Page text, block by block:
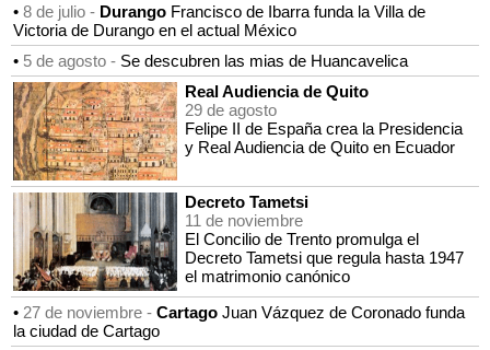
• 8 de julio - Durango Francisco de Ibarra funda la Villa de
Victoria de Durango en el actual México
• 5 de agosto - Se descubren las mias de Huancavelica
Real Audiencia de Quito
29 de agosto
Felipe II de España crea la Presidencia
y Real Audiencia de Quito en Ecuador
Decreto Tametsi
11 de noviembre
El Concilio de Trento promulga el
Decreto Tametsi que regula hasta 1947
el matrimonio canónico
• 27 de noviembre - Cartago Juan Vázquez de Coronado funda
la ciudad de Cartago